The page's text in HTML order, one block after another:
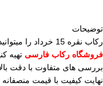
توضیحات
رکاب نقره 15 خرداد را میتوانید با نهایت کیفیت حتی بهتر از 15 خرداد از
فروشگاه رکاب فارسی تهیه
بررسی های متفاوت با دقت
نهایت کیفیت با قیمت